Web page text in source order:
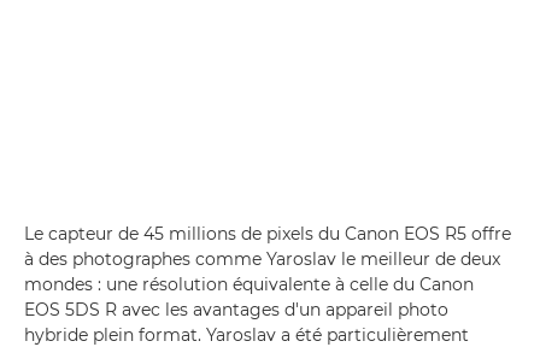
Le capteur de 45 millions de pixels du Canon EOS R5 offre
à des photographes comme Yaroslav le meilleur de deux
mondes : une résolution équivalente à celle du Canon
EOS 5DS R avec les avantages d'un appareil photo
hybride plein format. Yaroslav a été particulièrement